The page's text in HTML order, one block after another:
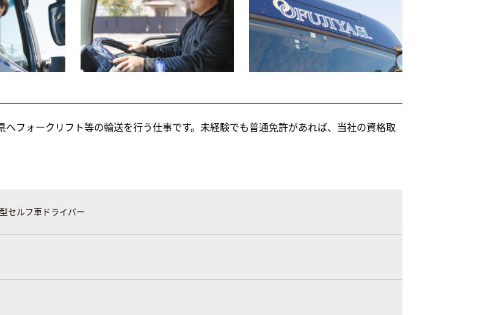
フォークリフト等の輸送を行う仕事です。未経験でも普通免許があれば、当社の資格取
セルフ車ドライバー